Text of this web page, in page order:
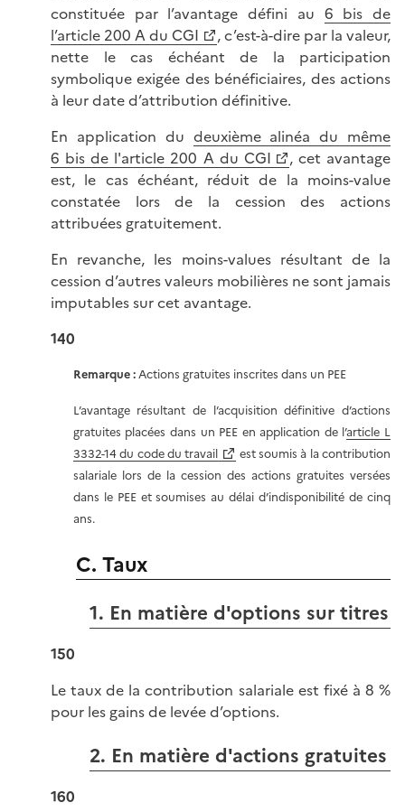
constituée par l’avantage défini au 6 bis de
l’article 200 A du CGI
, c’est-à-dire par la valeur,
nette le cas échéant de la participation
symbolique exigée des bénéficiaires, des actions
à leur date d’attribution définitive.
En application du deuxième alinéa du même
6 bis de l'article 200 A du CGI
, cet avantage
est, le cas échéant, réduit de la moins-value
constatée lors de la cession des actions
attribuées gratuitement.
En revanche, les moins-values résultant de la
cession d’autres valeurs mobilières ne sont jamais
imputables sur cet avantage.
140
Remarque :Actions gratuites inscrites dans un PEE
L’avantage résultant de l’acquisition définitive d’actions
gratuites placées dans un PEE en application de l’article L
3332-14 du code du travail
est soumis à la contribution
salariale lors de la cession des actions gratuites versées
dans le PEE et soumises au délai d’indisponibilité de cinq
ans.
C. Taux
1. En matière d'options sur titres
150
Le taux de la contribution salariale est fixé à 8 %
pour les gains de levée d’options.
2. En matière d'actions gratuites
160